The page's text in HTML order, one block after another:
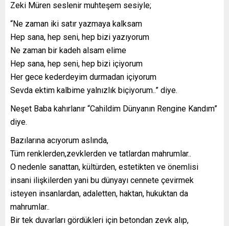
Zeki Müren seslenir muhteşem sesiyle;
“Ne zaman iki satır yazmaya kalksam
Hep sana, hep seni, hep bizi yazıyorum
Ne zaman bir kadeh alsam elime
Hep sana, hep seni, hep bizi içiyorum
Her gece kederdeyim durmadan içiyorum
Sevda ektim kalbime yalnızlık biçiyorum..” diye.
Neşet Baba kahırlanır “Cahildim Dünyanın Rengine Kandım”
diye.
Bazılarına acıyorum aslında,
Tüm renklerden,zevklerden ve tatlardan mahrumlar..
O nedenle sanattan, kültürden, estetikten ve önemlisi
insani ilişkilerden yani bu dünyayı cennete çevirmek
isteyen insanlardan, adaletten, haktan, hukuktan da
mahrumlar..
Bir tek duvarları gördükleri için betondan zevk alıp,